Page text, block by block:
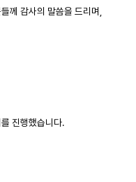
께 감사의 말씀을 드리며,
진행했습니다.